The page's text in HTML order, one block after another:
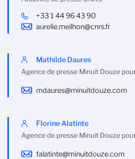
+33 1 44 96 43 90
aurelie.meilhon@cnrs.fr
Mathilde Daures
Agence de presse Minuit Douze
mdaures@minuitdouze.com
Florine Alatinte
Agence de presse Minuit Douze
falatinte@minuitdouze.com